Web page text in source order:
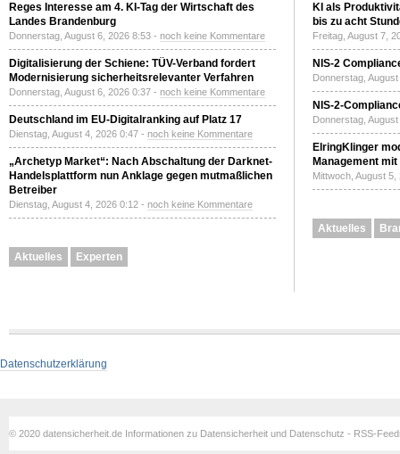
Reges Interesse am 4. KI-Tag der Wirtschaft des
Landes Brandenburg
Donnerstag, August 6, 2026 8:53 - noch keine Kommentare
Digitalisierung der Schiene: TÜV-Verband fordert
Modernisierung sicherheitsrelevanter Verfahren
Donnerstag, August 6, 2026 0:37 - noch keine Kommentare
Deutschland im EU-Digitalranking auf Platz 17
Dienstag, August 4, 2026 0:47 - noch keine Kommentare
„Archetyp Market“: Nach Abschaltung der Darknet-
Handelsplattform nun Anklage gegen mutmaßlichen
Betreiber
Dienstag, August 4, 2026 0:12 - noch keine Kommentare
Aktuelles Experten
KI als
bis zu acht
Freitag, August 7,
NIS-2
Donnerstag,
NIS-2-
Donnerstag,
ElringKlinger
Management
Mittwoch, August
Aktuelles
Datenschutzerklärung
© 2020 datensicherheit.de Informationen zu Datensicherheit und Datenschutz - RSS-